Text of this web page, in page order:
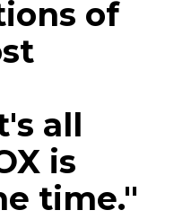
of
all
is
time."